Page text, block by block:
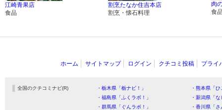
江崎青果店
食品
割烹たなか住吉本店
割烹・懐石料理
肉
食
ホーム サイトマップ ログイン クチコミ投稿 プライ
全国のクチコミナビ(R) ・栃木県「栃ナビ！」
・熊本県「
・福島県「ふくラボ！」
・新潟県「
・群馬県「ぐんラボ！」
・香川県「